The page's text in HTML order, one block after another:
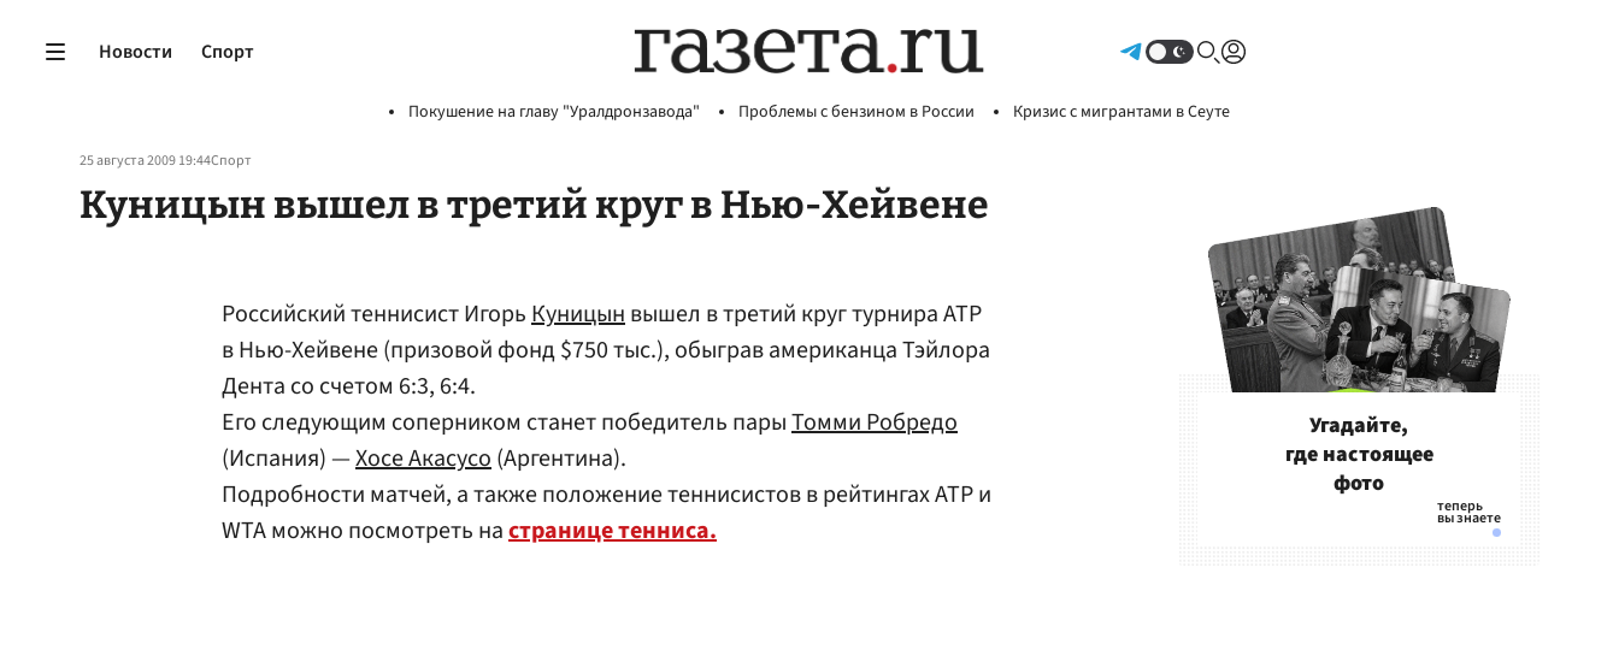
Новости Спорт
Покушение на главу "Уралдронзавода" Проблемы с бензином в России Кризис с мигрантами в Сеуте
25 августа 2009 19:44Спорт
Куницын вышел в третий круг в Нью-Хейвене
Российский теннисист ИгорьКуницынвышел в третий круг турнира ATP
в Нью-Хейвене (призовой фонд $750 тыс.), обыграв американца Тэйлора
Дента со счетом 6:3, 6:4.
Его следующим соперником станет победитель парыТомми Робредо
(Испания) —Хосе Акасусо(Аргентина).
Подробности матчей, а также положение теннисистов в рейтингах ATP и
WTA можно посмотреть настранице тенниса.
Угадайте,
где настоящее
фото